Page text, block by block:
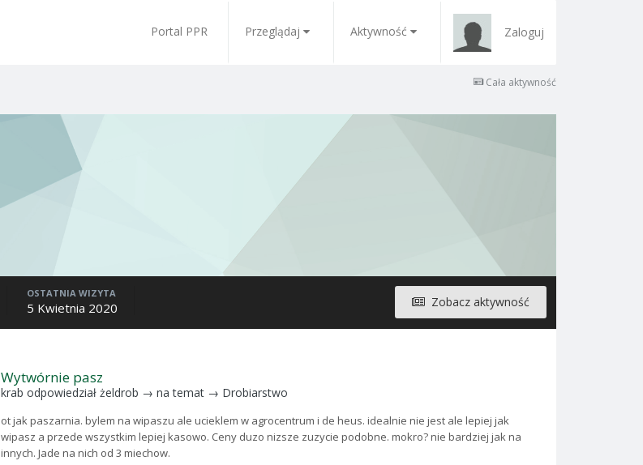
Portal PPR Przeglądaj Aktywność Zaloguj
Cała aktywność
Zobacz aktywność
OSTATNIA WIZYTA
5 Kwietnia 2020
Wytwórnie pasz
krab odpowiedział żeldrob → na temat → Drobiarstwo
ot jak paszarnia. bylem na wipaszu ale ucieklem w agrocentrum i de heus. idealnie nie jest ale lepiej jak
wipasz a przede wszystkim lepiej kasowo. Ceny duzo nizsze zuzycie podobne. mokro? nie bardziej jak na
innych. Jade na nich od 3 miechow.